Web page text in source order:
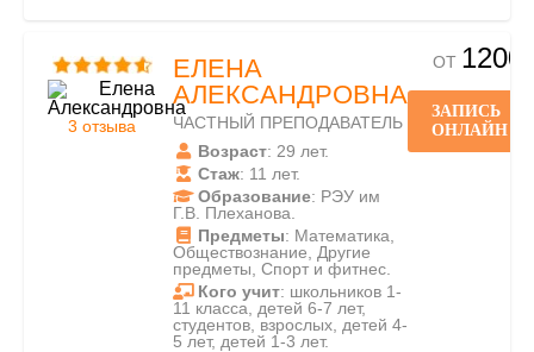
3 отзыва
ЕЛЕНА
АЛЕКСАНДРОВНА
ЧАСТНЫЙ ПРЕПОДАВАТЕЛЬ
Возраст: 29 лет.
Стаж: 11 лет.
Образование: РЭУ им
Г.В. Плеханова.
Предметы: Математика,
Обществознание, Другие
предметы, Спорт и фитнес.
Кого учит: школьников 1-
11 класса, детей 6-7 лет,
студентов, взрослых, детей 4-
5 лет, детей 1-3 лет.
ОТ 1200
ЗАПИСЬ
ОНЛАЙН